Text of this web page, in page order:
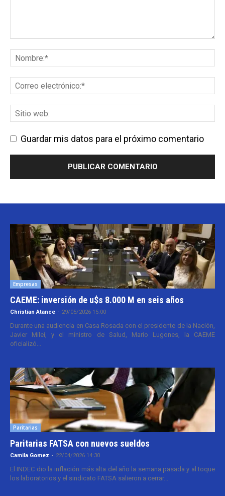
Guardar mis datos para el próximo comentario
Empresas
CAEME: inversión de u$s 8.000 M en seis años
Christian Atance - 29/05/2026 15:00
Durante una audiencia en Casa Rosada con el presidente de la Nación,
Javier Milei, y el ministro de Salud, Mario Lugones, la CAEME
oficializó...
Paritarias
Paritarias FATSA con nuevos sueldos
Camila Gomez - 22/04/2026 14:30
El INDEC dio la inflación más alta del año la semana pasada y al toque
los laboratorios y el sindicato FATSA salieron a cerrar...